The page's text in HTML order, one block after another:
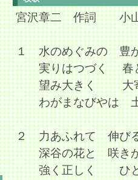
宮沢章二 作詞 小
１ 水のめぐみの 豊
実りはつづく 春
望み大きく 大
わがまなびやは 土
２ 力あふれて 伸び
深谷の花と 咲き
強く正しく ひと